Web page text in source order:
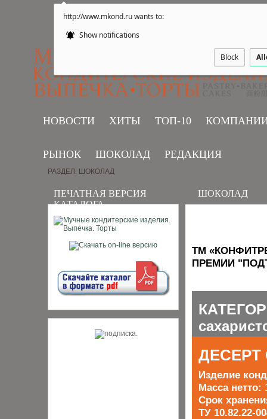
http://www.mkond.ru wants to:
Show notifications
Block
НОВОСТИ ХИТЫ ТОП-10
РЫНОК ШОКОЛАД РЕДАКЦИЯ
ПЕЧАТНАЯ ВЕРСИЯ
КАТАЛОГА
РАЗДЕЛ: ШОКОЛАД
ШОКОЛАД
ТМ
ПРЕМИИ
ДЕСЕРТ
Изделие
Масса нетто:
Срок
ТУ 10.82.22-